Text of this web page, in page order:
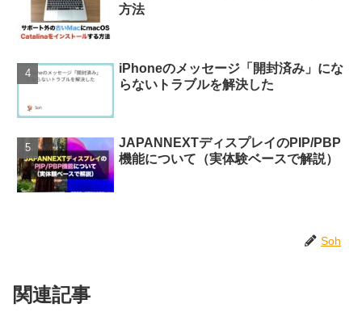
方法
iPhoneのメッセージ「開封済み」にな
らないトラブルを解決した
JAPANNEXTディスプレイのPIP/PBP
機能について（実体験ベースで解説）
Soh
関連記事